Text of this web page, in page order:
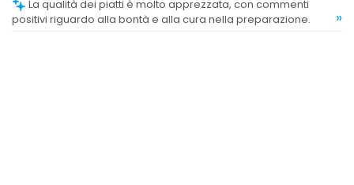
positivi riguardo alla bontà e alla cura nella preparazione.
»